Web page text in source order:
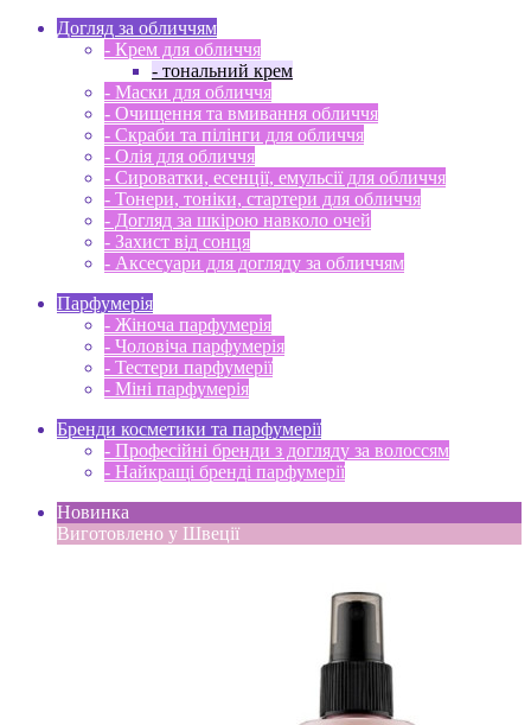
Догляд за обличчям
- Крем для обличчя
- тональний крем
- Маски для обличчя
- Очищення та вмивання обличчя
- Скраби та пілінги для обличчя
- Олія для обличчя
- Сироватки, есенції, емульсії для обличчя
- Тонери, тоніки, стартери для обличчя
- Догляд за шкірою навколо очей
- Захист від сонця
- Аксесуари для догляду за обличчям
Парфумерія
- Жіноча парфумерія
- Чоловіча парфумерія
- Тестери парфумерії
- Міні парфумерія
Бренди косметики та парфумерії
- Професійні бренди з догляду за волоссям
- Найкращі бренді парфумерії
Новинка
Виготовлено у Швеції